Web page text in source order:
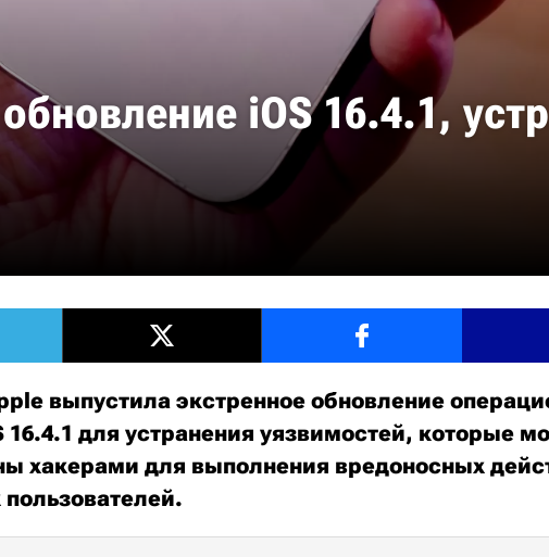
iOS 16.4.1,
выпустила экстренное обновление
для устранения уязвимостей, которые
хакерами для выполнения вредоносных
пользователей.